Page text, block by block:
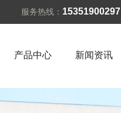
服务热线： 15351900297
产品中心 新闻资讯